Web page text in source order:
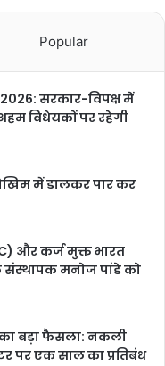
Popular
सरकार-विपक्ष में
विधेयकों पर रहेगी
में डालकर पार कर
और कर्ज मुक्त भारत
संस्थापक मनोज पांडे को
बड़ा फैसला: नकली
पर एक साल का प्रतिबंध